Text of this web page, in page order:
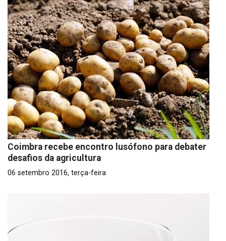
Coimbra recebe encontro lusófono para debater
desafios da agricultura
06 setembro 2016, terça-feira